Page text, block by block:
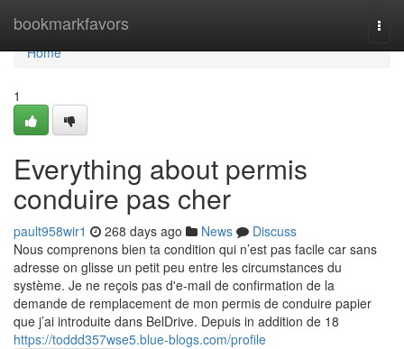
bookmarkfavors
Home
Home
1
Everything about permis
conduire pas cher
pault958wir1 268 days ago News
Discuss
Nous comprenons bien ta condition qui n’est pas facile car sans
adresse on glisse un petit peu entre les circumstances du
système. Je ne reçois pas d'e-mail de confirmation de la
demande de remplacement de mon permis de conduire papier
que j’ai introduite dans BelDrive. Depuis in addition de 18
https://toddd357wse5.blue-blogs.com/profile